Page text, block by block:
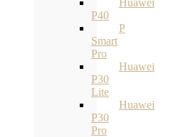
Huawei
P40
P
Smart
Pro
Huawei
P30
Lite
Huawei
P30
Pro